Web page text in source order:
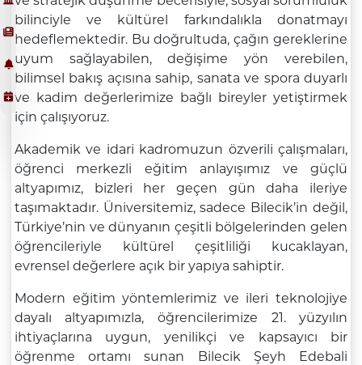
bilinciyle ve kültürel farkındalıkla donatmayı
hedeflemektedir. Bu doğrultuda, çağın gereklerine
uyum sağlayabilen, değişime yön verebilen,
bilimsel bakış açısına sahip, sanata ve spora duyarlı
ve kadim değerlerimize bağlı bireyler yetiştirmek
için çalışıyoruz.
Akademik ve idari kadromuzun özverili çalışmaları,
öğrenci merkezli eğitim anlayışımız ve güçlü
altyapımız, bizleri her geçen gün daha ileriye
taşımaktadır. Üniversitemiz, sadece Bilecik’in değil,
Türkiye’nin ve dünyanın çeşitli bölgelerinden gelen
öğrencileriyle kültürel çeşitliliği kucaklayan,
evrensel değerlere açık bir yapıya sahiptir.
Modern eğitim yöntemlerimiz ve ileri teknolojiye
dayalı altyapımızla, öğrencilerimize 21. yüzyılın
ihtiyaçlarına uygun, yenilikçi ve kapsayıcı bir
öğrenme ortamı sunan Bilecik Şeyh Edebali